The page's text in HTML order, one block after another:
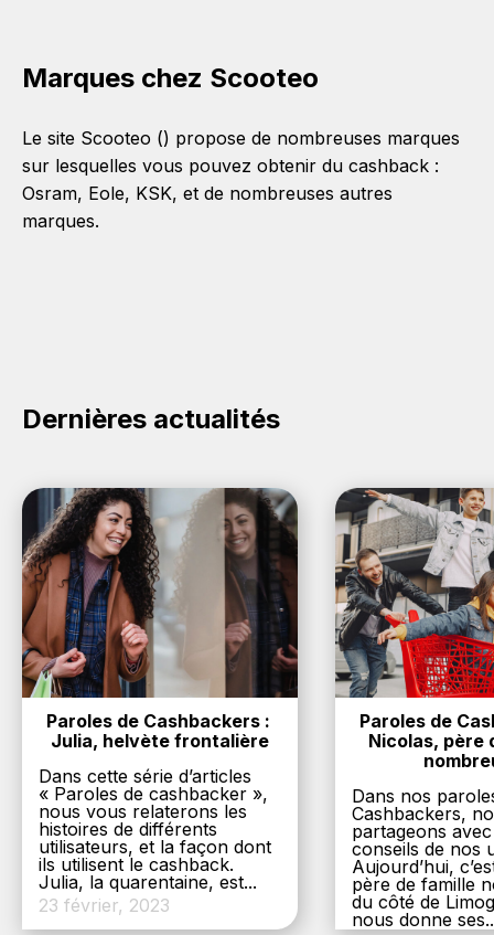
Marques chez Scooteo
Le site Scooteo () propose de nombreuses marques
sur lesquelles vous pouvez obtenir du cashback :
Osram, Eole, KSK, et de nombreuses autres
marques.
Dernières actualités
Paroles de Cashbackers :
Julia, helvète frontalière
Dans cette série d’articles
« Paroles de cashbacker »,
nous vous relaterons les
histoires de différents
utilisateurs, et la façon dont
ils utilisent le cashback.
Julia, la quarentaine, est...
23 février, 2023
Paroles de
Nicolas, père
Dans nos
Cashbackers,
partageons
conseils de nos
Aujourd’hui,
père de famille
du côté de
nous donne